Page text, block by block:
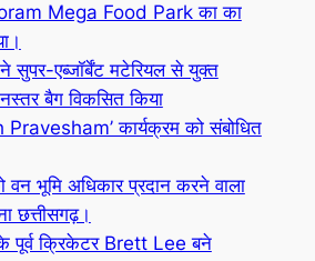
Mega Food Park का का
सुपर-एब्जॉर्बेंट मटेरियल से युक्त
बैग विकसित किया
Pravesham’ कार्यक्रम को संबोधित
वन भूमि अधिकार प्रदान करने वाला
छत्तीसगढ़।
क्रिकेटर Brett Lee बने